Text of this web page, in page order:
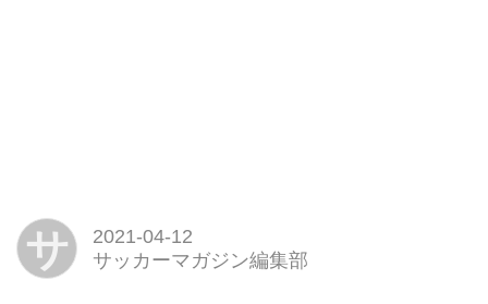
サ
2021-04-12
サッカーマガジン編集部